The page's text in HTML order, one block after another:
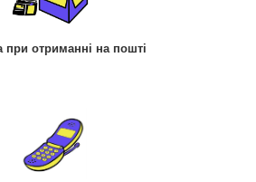
при отриманні на пошті